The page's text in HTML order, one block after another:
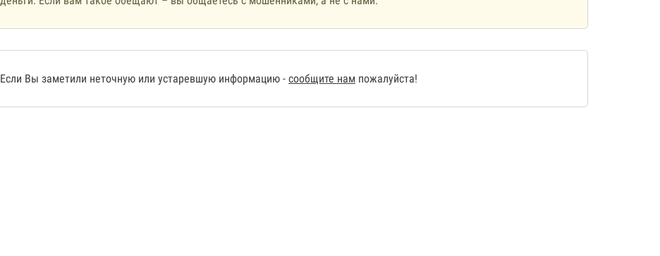
Если Вы заметили неточную или устаревшую информацию - сообщите нам пожалуйста!